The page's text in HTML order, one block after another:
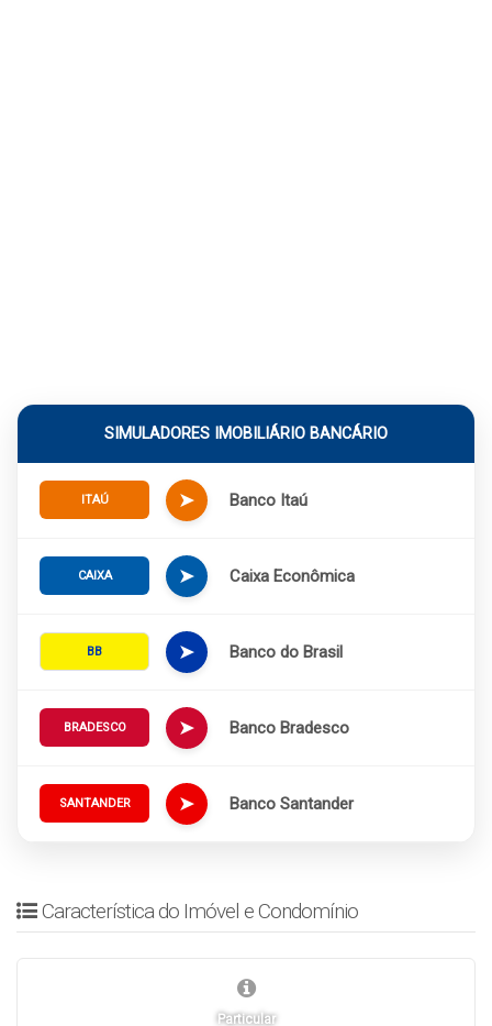
SIMULADORES IMOBILIÁRIO BANCÁRIO
ITAÚ ➤ Banco Itaú
CAIXA ➤ Caixa Econômica
BB ➤ Banco do Brasil
BRADESCO ➤ Banco Bradesco
SANTANDER ➤ Banco Santander
Característica do Imóvel e Condomínio
Particular